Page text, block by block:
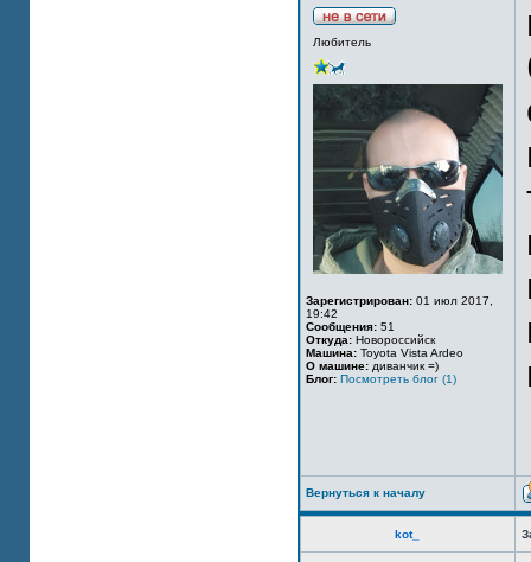
Любитель
Зарегистрирован: 01 июл 2017,
19:42
Сообщения: 51
Откуда: Новороссийск
Машина: Toyota Vista Ardeo
О машине: диванчик =)
Блог: Посмотреть блог (1)
Вернуться к началу
kot_